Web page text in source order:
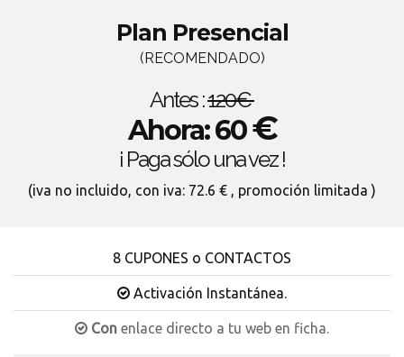
Plan Presencial
(RECOMENDADO)
Antes :120€
Ahora: 60€
¡ Paga sólo una vez !
(iva no incluido, con iva: 72.6 € , promoción limitada )
8 CUPONES o CONTACTOS
Activación Instantánea.
Con enlace directo a tu web en ficha.